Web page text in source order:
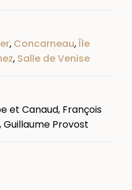
, Concarneau,Île
, Salle de Venise
et Canaud, François
Provost